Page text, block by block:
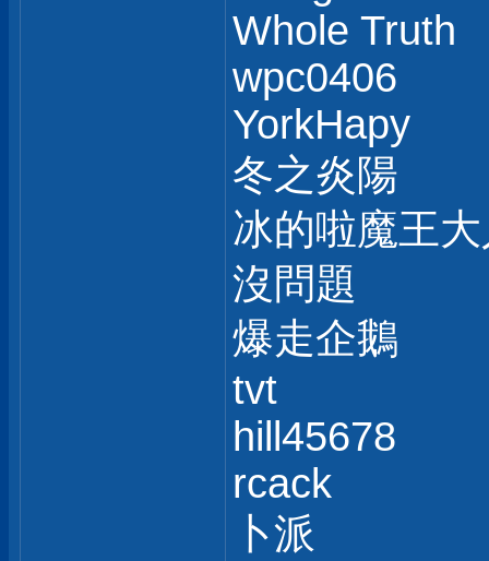
Whole Truth
wpc0406
YorkHapy
冬之炎陽
冰的啦魔王
沒問題
爆走企鵝
tvt
hill45678
rcack
卜派